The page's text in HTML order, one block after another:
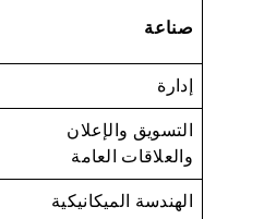
صناعة
إدارة
التسويق والإعلان
والعلاقات العامة
الهندسة الميكانيكية